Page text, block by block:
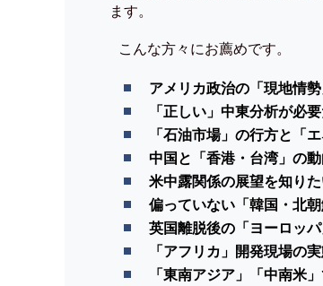
ます。
こんな方々にお薦めです。
アメリカ政治の「現地情
「正しい」中東分析が必
「石油市場」の行方と「
中国と「香港・台湾」の
米中露関係の展望を知り
偏っていない「韓国・北
英国離脱後の「ヨーロッ
「アフリカ」開発現場の
「東南アジア」「中南米